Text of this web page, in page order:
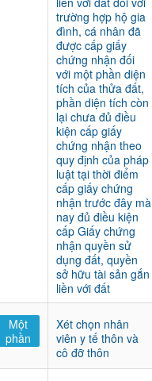
trường hợp hộ gia
đình, cá nhân đã
được cấp giấy
chứng nhận đối
với một phần diện
tích của thửa đất,
phần diện tích còn
lại chưa đủ điều
kiện cấp giấy
chứng nhận theo
quy định của pháp
luật tại thời điểm
cấp giấy chứng
nhận trước đây mà
nay đủ điều kiện
cấp Giấy chứng
nhận quyền sử
dụng đất, quyền
sở hữu tài sản gắn
liền với đất
Một
phần
Xét chọn nhân
viên y tế thôn và
cô đỡ thôn